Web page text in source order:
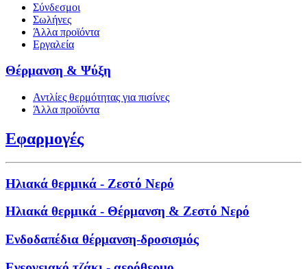
Σύνδεσμοι
Σωλήνες
Άλλα προϊόντα
Εργαλεία
Θέρμανση & Ψύξη
Αντλίες θερμότητας για πισίνες
Άλλα προϊόντα
Εφαρμογές
Ηλιακά θερμικά - Ζεστό Νερό
Ηλιακά θερμικά - Θέρμανση & Ζεστό Νερό
Ενδοδαπέδια θέρμανση-δροσισμός